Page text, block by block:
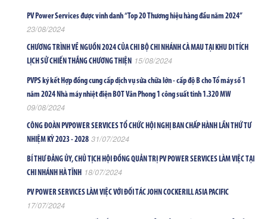
PV Power Services được vinh danh “Top 20 Thương hiệu hàng đầu năm 2024”
23/08/2024
CHƯƠNG TRÌNH VỀ NGUỒN 2024 CỦA CHI BỘ CHI NHÁNH CÀ MAU TẠI KHU DI TÍCH
LỊCH SỬ CHIẾN THẮNG CHƯƠNG THIỆN 15/08/2024
PVPS ký kết Hợp đồng cung cấp dịch vụ sửa chữa lớn - cấp độ B cho Tổ máy số 1
năm 2024 Nhà máy nhiệt điện BOT Vân Phong 1 công suất tinh 1.320 MW
09/08/2024
CÔNG ĐOÀN PVPOWER SERVICES TỔ CHỨC HỘI NGHỊ BAN CHẤP HÀNH LẦN THỨ TƯ
NHIỆM KỲ 2023 - 2028 31/07/2024
BÍ THƯ ĐẢNG ỦY, CHỦ TỊCH HỘI ĐỒNG QUẢN TRỊ PV POWER SERVICES LÀM VIỆC TẠI
CHI NHÁNH HÀ TĨNH 18/07/2024
PV POWER SERVICES LÀM VIỆC VỚI ĐỐI TÁC JOHN COCKERILL ASIA PACIFIC
17/07/2024